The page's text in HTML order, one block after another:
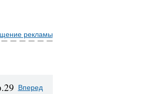
рекламы
Вперед